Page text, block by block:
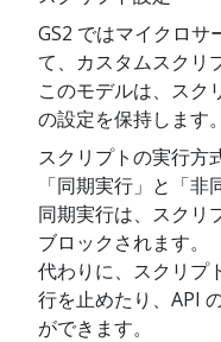
GS2 ではマイクロサ
て、カスタムスクリ
このモデルは、スク
の設定を保持します。
スクリプトの実行方
「同期実行」と「非
同期実行は、スクリ
ブロックされます。
代わりに、スクリプ
行を止めたり、API
ができます。